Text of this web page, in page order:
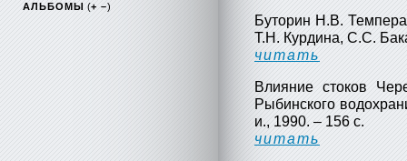
АЛЬБОМЫ (+ –)
Буторин Н.В.
Т.Н. Курдина, С.С.
читать
Влияние стоков
Рыбинского
и., 1990. – 156 с.
читать